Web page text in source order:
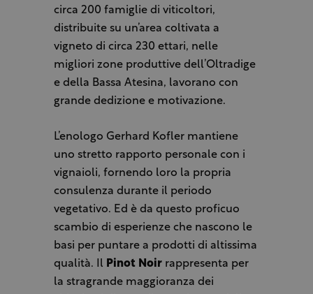
circa 200 famiglie di viticoltori,
distribuite su un’area coltivata a
vigneto di circa 230 ettari, nelle
migliori zone produttive dell’Oltradige
e della Bassa Atesina, lavorano con
grande dedizione e motivazione.
L’enologo Gerhard Kofler mantiene
uno stretto rapporto personale con i
vignaioli, fornendo loro la propria
consulenza durante il periodo
vegetativo. Ed è da questo proficuo
scambio di esperienze che nascono le
basi per puntare a prodotti di altissima
qualità. Il Pinot Noirrappresenta per
la stragrande maggioranza dei